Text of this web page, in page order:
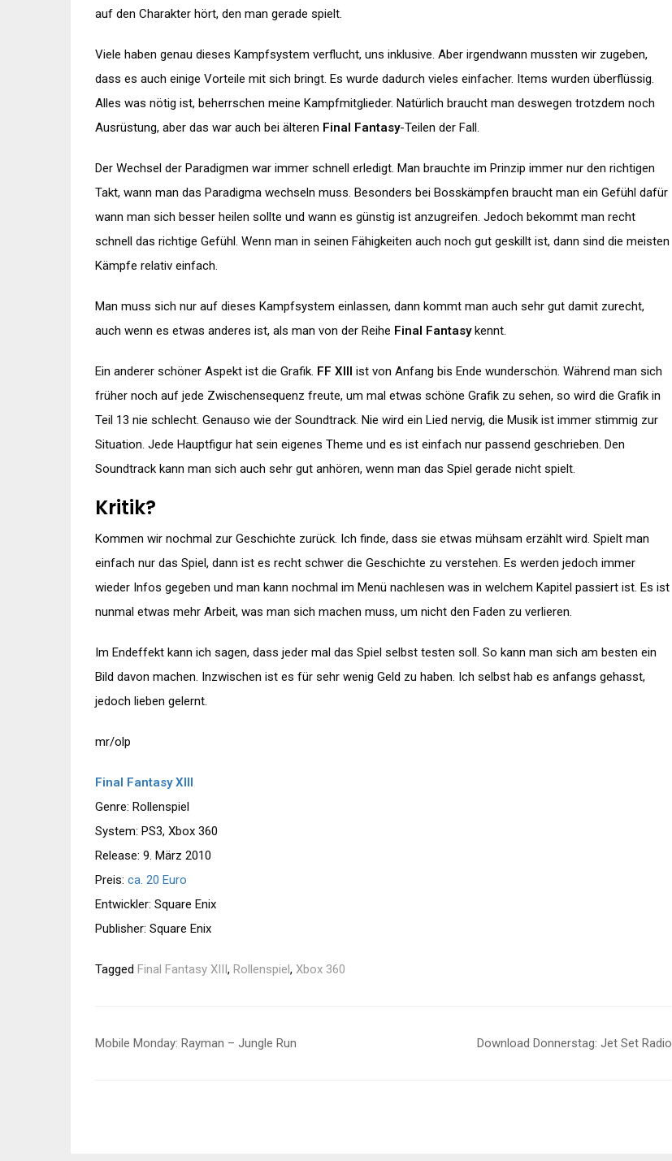
auf den Charakter hört, den man gerade spielt.
Viele haben genau dieses Kampfsystem verflucht, uns inklusive. Aber irgendwann mussten wir zugeben,
dass es auch einige Vorteile mit sich bringt. Es wurde dadurch vieles einfacher. Items wurden überflüssig.
Alles was nötig ist, beherrschen meine Kampfmitglieder. Natürlich braucht man deswegen trotzdem noch
Ausrüstung, aber das war auch bei älteren Final Fantasy-Teilen der Fall.
Der Wechsel der Paradigmen war immer schnell erledigt. Man brauchte im Prinzip immer nur den richtigen
Takt, wann man das Paradigma wechseln muss. Besonders bei Bosskämpfen braucht man ein Gefühl dafür
wann man sich besser heilen sollte und wann es günstig ist anzugreifen. Jedoch bekommt man recht
schnell das richtige Gefühl. Wenn man in seinen Fähigkeiten auch noch gut geskillt ist, dann sind die meisten
Kämpfe relativ einfach.
Man muss sich nur auf dieses Kampfsystem einlassen, dann kommt man auch sehr gut damit zurecht,
auch wenn es etwas anderes ist, als man von der Reihe Final Fantasykennt.
Ein anderer schöner Aspekt ist die Grafik. FF XIII ist von Anfang bis Ende wunderschön. Während man sich
früher noch auf jede Zwischensequenz freute, um mal etwas schöne Grafik zu sehen, so wird die Grafik in
Teil 13 nie schlecht. Genauso wie der Soundtrack. Nie wird ein Lied nervig, die Musik ist immer stimmig zur
Situation. Jede Hauptfigur hat sein eigenes Theme und es ist einfach nur passend geschrieben. Den
Soundtrack kann man sich auch sehr gut anhören, wenn man das Spiel gerade nicht spielt.
Kritik?
Kommen wir nochmal zur Geschichte zurück. Ich finde, dass sie etwas mühsam erzählt wird. Spielt man
einfach nur das Spiel, dann ist es recht schwer die Geschichte zu verstehen. Es werden jedoch immer
wieder Infos gegeben und man kann nochmal im Menü nachlesen was in welchem Kapitel passiert ist. Es ist
nunmal etwas mehr Arbeit, was man sich machen muss, um nicht den Faden zu verlieren.
Im Endeffekt kann ich sagen, dass jeder mal das Spiel selbst testen soll. So kann man sich am besten ein
Bild davon machen. Inzwischen ist es für sehr wenig Geld zu haben. Ich selbst hab es anfangs gehasst,
jedoch lieben gelernt.
mr/olp
Final Fantasy XIII
Genre: Rollenspiel
System: PS3, Xbox 360
Release: 9. März 2010
Preis: ca. 20 Euro
Entwickler: Square Enix
Publisher: Square Enix
Tagged Final Fantasy XIII, Rollenspiel, Xbox 360
Beitragsnavigation
Mobile Monday: Rayman – Jungle Run Download Donnerstag: Jet Set Radio